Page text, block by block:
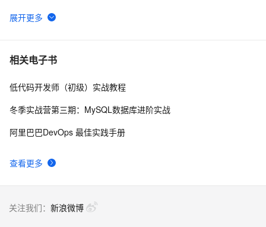
6 大公开！动画制作只需要拥有这几款工具！
7 Oracle数据库的非归档模式迁移到归档模式
8 二分法查找，用少量的步数找到目标
相关电子书
查看更多
低代码开发师（初级）实战教程
冬季实战营第三期：MySQL数据库进阶实战
阿里巴巴DevOps 最佳实践手册
关注我们： 新浪微博